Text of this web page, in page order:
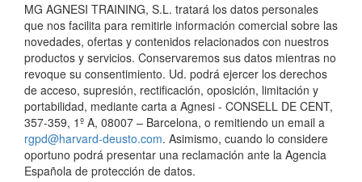
MG AGNESI TRAINING, S.L. tratará los datos personales
que nos facilita para remitirle información comercial sobre las
novedades, ofertas y contenidos relacionados con nuestros
productos y servicios. Conservaremos sus datos mientras no
revoque su consentimiento. Ud. podrá ejercer los derechos
de acceso, supresión, rectificación, oposición, limitación y
portabilidad, mediante carta a Agnesi - CONSELL DE CENT,
357-359, 1º A, 08007 – Barcelona, o remitiendo un email a
rgpd@harvard-deusto.com. Asimismo, cuando lo considere
oportuno podrá presentar una reclamación ante la Agencia
Española de protección de datos.